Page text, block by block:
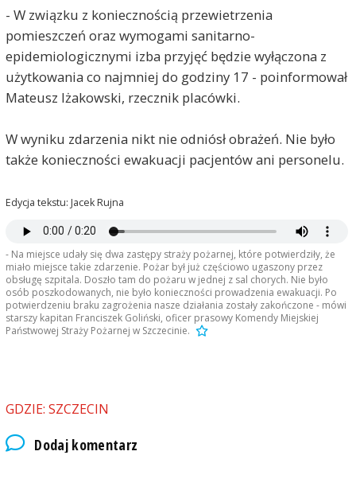
- W związku z koniecznością przewietrzenia
pomieszczeń oraz wymogami sanitarno-
epidemiologicznymi izba przyjęć będzie wyłączona z
użytkowania co najmniej do godziny 17 - poinformował
Mateusz Iżakowski, rzecznik placówki.
W wyniku zdarzenia nikt nie odniósł obrażeń. Nie było
także konieczności ewakuacji pacjentów ani personelu.
Edycja tekstu: Jacek Rujna
- Na miejsce udały się dwa zastępy straży pożarnej, które potwierdziły, że
miało miejsce takie zdarzenie. Pożar był już częściowo ugaszony przez
obsługę szpitala. Doszło tam do pożaru w jednej z sal chorych. Nie było
osób poszkodowanych, nie było konieczności prowadzenia ewakuacji. Po
potwierdzeniu braku zagrożenia nasze działania zostały zakończone - mówi
starszy kapitan Franciszek Goliński, oficer prasowy Komendy Miejskiej
Państwowej Straży Pożarnej w Szczecinie.
GDZIE: SZCZECIN
Dodaj komentarz